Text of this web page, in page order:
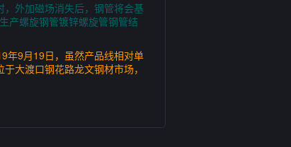
外加磁场消失后，钢管将会基
产螺旋钢管镀锌螺旋管钢管结
年9月19日，虽然产品线相对单
大渡口钢花路龙文钢材市场，